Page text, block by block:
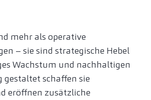
mehr als operative
– sie sind strategische Hebel
Wachstum und nachhaltigen
gestaltet schaffen sie
eröffnen zusätzliche